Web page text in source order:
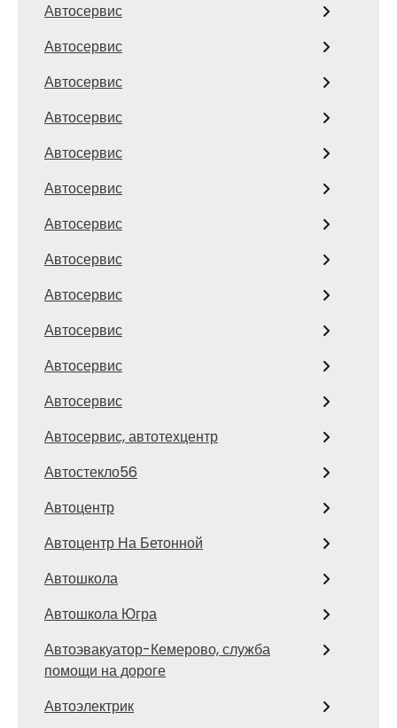
Автосервис
Автосервис
Автосервис
Автосервис
Автосервис
Автосервис
Автосервис
Автосервис
Автосервис
Автосервис
Автосервис
Автосервис
Автосервис, автотехцентр
Автостекло56
Автоцентр
Автоцентр На Бетонной
Автошкола
Автошкола Югра
Автоэвакуатор-Кемерово, служба
помощи на дороге
Автоэлектрик